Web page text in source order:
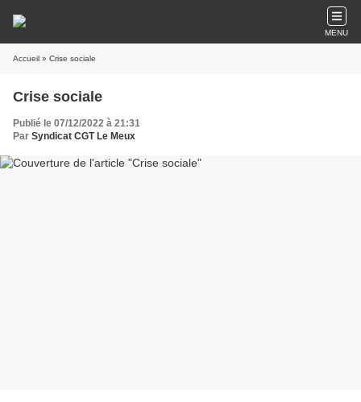
MENU
Accueil » Crise sociale
Crise sociale
Publié le 07/12/2022 à 21:31
Par Syndicat CGT Le Meux